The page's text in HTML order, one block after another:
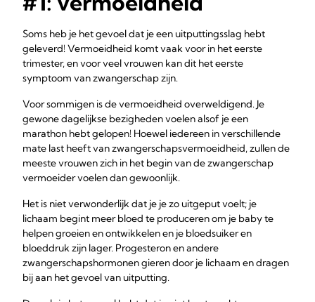
Soms heb je het gevoel dat je een uitputtingsslag hebt
geleverd! Vermoeidheid komt vaak voor in het eerste
trimester, en voor veel vrouwen kan dit het eerste
symptoom van zwangerschap zijn.
Voor sommigen is de vermoeidheid overweldigend. Je
gewone dagelijkse bezigheden voelen alsof je een
marathon hebt gelopen! Hoewel iedereen in verschillende
mate last heeft van zwangerschapsvermoeidheid, zullen de
meeste vrouwen zich in het begin van de zwangerschap
vermoeider voelen dan gewoonlijk.
Het is niet verwonderlijk dat je je zo uitgeput voelt; je
lichaam begint meer bloed te produceren om je baby te
helpen groeien en ontwikkelen en je bloedsuiker en
bloeddruk zijn lager. Progesteron en andere
zwangerschapshormonen gieren door je lichaam en dragen
bij aan het gevoel van uitputting.